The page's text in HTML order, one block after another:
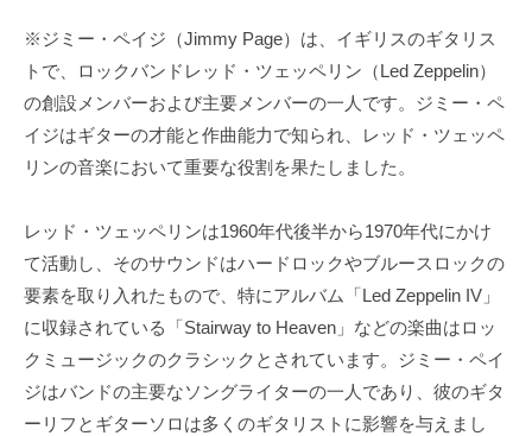
※ジミー・ペイジ（Jimmy Page）は、イギリスのギタリス
トで、ロックバンドレッド・ツェッペリン（Led Zeppelin）
の創設メンバーおよび主要メンバーの一人です。ジミー・ペ
イジはギターの才能と作曲能力で知られ、レッド・ツェッペ
リンの音楽において重要な役割を果たしました。
レッド・ツェッペリンは1960年代後半から1970年代にかけ
て活動し、そのサウンドはハードロックやブルースロックの
要素を取り入れたもので、特にアルバム「Led Zeppelin IV」
に収録されている「Stairway to Heaven」などの楽曲はロッ
クミュージックのクラシックとされています。ジミー・ペイ
ジはバンドの主要なソングライターの一人であり、彼のギタ
ーリフとギターソロは多くのギタリストに影響を与えまし